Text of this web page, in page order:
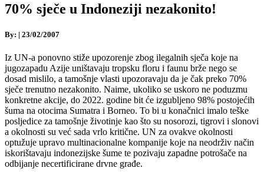
70% sječe u Indoneziji nezakonito!
By: | 23/02/2007
Iz UN-a ponovno stiže upozorenje zbog ilegalnih sječa koje na
jugozapadu Azije uništavaju tropsku floru i faunu brže nego se
dosad mislilo, a tamošnje vlasti upozoravaju da je čak preko 70%
sječe trenutno nezakonito. Naime, ukoliko se uskoro ne poduzmu
konkretne akcije, do 2022. godine bit će izgubljeno 98% postojećih
šuma na otocima Sumatra i Borneo. To bi u konačnici imalo teške
posljedice za tamošnje životinje kao što su nosorozi, tigrovi i slonovi
a okolnosti su već sada vrlo kritične. UN za ovakve okolnosti
optužuje upravo multinacionalne kompanije koje na neodrživ način
iskorištavaju indonezijske šume te pozivaju zapadne potrošače na
odbijanje necertificirane drvne građe.